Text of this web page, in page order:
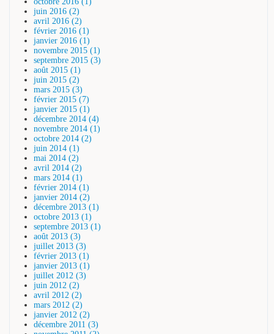
juin 2016 (2)
avril 2016 (2)
février 2016 (1)
janvier 2016 (1)
novembre 2015 (1)
septembre 2015 (3)
août 2015 (1)
juin 2015 (2)
mars 2015 (3)
février 2015 (7)
janvier 2015 (1)
décembre 2014 (4)
novembre 2014 (1)
octobre 2014 (2)
juin 2014 (1)
mai 2014 (2)
avril 2014 (2)
mars 2014 (1)
février 2014 (1)
janvier 2014 (2)
décembre 2013 (1)
octobre 2013 (1)
septembre 2013 (1)
août 2013 (3)
juillet 2013 (3)
février 2013 (1)
janvier 2013 (1)
juillet 2012 (3)
juin 2012 (2)
avril 2012 (2)
mars 2012 (2)
janvier 2012 (2)
décembre 2011 (3)